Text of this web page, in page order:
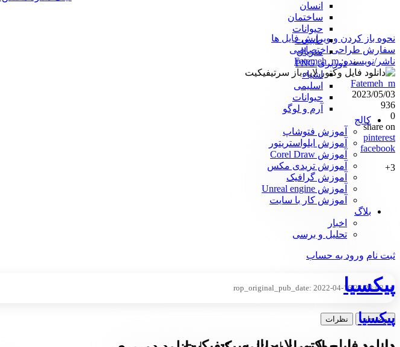
انسان
ساختمان
حیوانات
طبیعت
متریال
دوربری PNG
اشیاء
اسلیمی
حیوانات
آرم و لوگو
کالج
آموزش فتوشاپ
آموزش ایلواستریتور
آموزش Corel Draw
آموزش تریدی مکس
آموزش گرافیک
آموزش Unreal engine
آموزش کار با سایت
بلاگ
اخبار
تحلیل و برسی
ثبت نام ورود به حساب
پیکسیا
پیکسیا
نحوه باز کردن و ویرایش فایل ها
سفارش طراحی اختصاصی
ناشر/نویسنده:Fatemeh_m
Fatemeh_m
2023/05/03
936
0
share on
pinterest
facebook
3+
rop_original_pub_date: 2022-04-16 23:28:03
توضیحات نظرات